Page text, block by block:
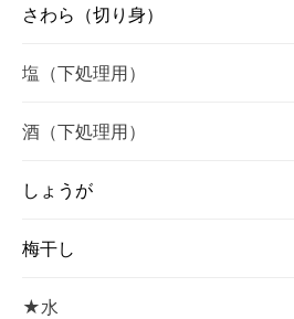
さわら（切り身）
塩（下処理用）
酒（下処理用）
しょうが
梅干し
★水